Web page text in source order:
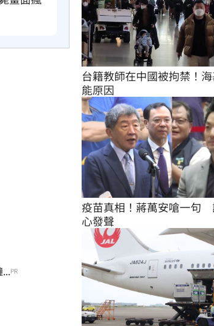
PR
台籍教師在中國被拘禁！
能原因
疫苗真相！蔣萬安嗆一句
心發聲